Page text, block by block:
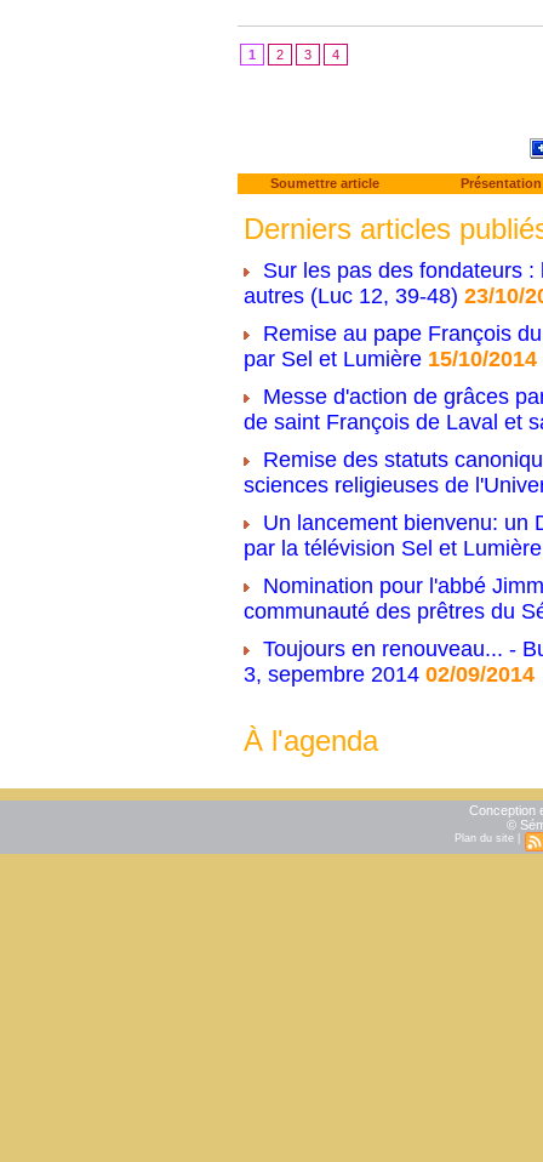
1 2 3 4
Soumettre article Présentation
Derniers articles
Sur les pas des fondateurs :
autres (Luc 12, 39-48) 23/10/
Remise au pape François
par Sel et Lumière 15/10/2014
Messe d'action de grâces
de saint François de Laval et
Remise des statuts
sciences religieuses de
Un lancement bienvenu: un
par la télévision Sel et Lumière
Nomination pour l'abbé
communauté des prêtres du
Toujours en renouveau... -
3, sepembre 2014 02/09/2014
À l'agenda
Conception
©
Plan du site